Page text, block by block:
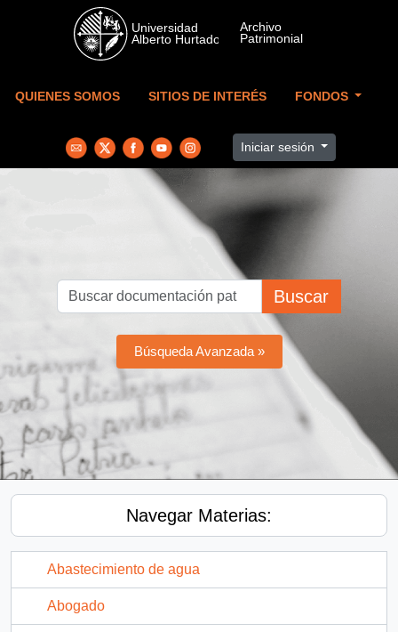
Skip to main content
QUIENES SOMOS SITIOS DE INTERÉS FONDOS
Iniciar sesión
Buscar
Búsqueda Avanzada »
Navegar Materias:
Abastecimiento de agua
Abogado